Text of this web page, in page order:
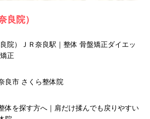
良院）
院）ＪＲ奈良駅｜整体 骨盤矯正ダイエッ
正
良市 さくら整体院
体を探す方へ｜肩だけ揉んでも戻りやすい